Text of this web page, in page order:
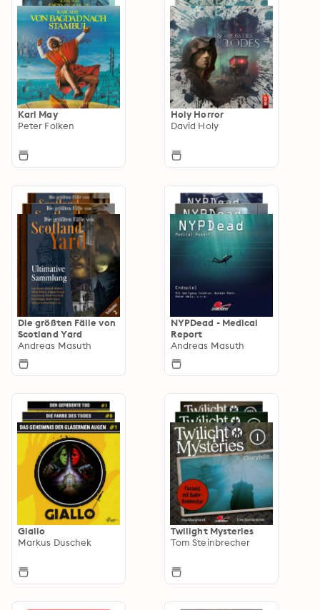
Karl May
Peter Folken
Holy Horror
David Holy
Die größten Fälle von
Scotland Yard
Andreas Masuth
NYPDead - Medical
Report
Andreas Masuth
Giallo
Markus Duschek
Twilight Mysteries
Tom Steinbrecher